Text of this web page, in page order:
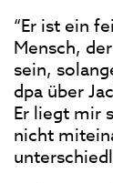
“Er ist ein
Mensch,
sein,
dpa über
Er liegt mir
nicht